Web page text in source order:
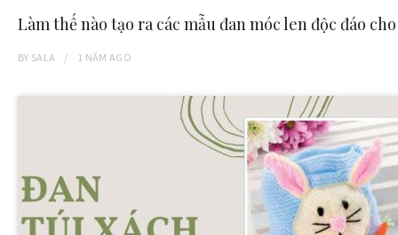
Làm thế nào tạo ra các mẫu đan móc len độc đáo
BY SALA 1 NĂM AGO